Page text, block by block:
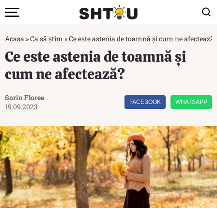
Acasa »Ca să știm »Ce este astenia de toamnă și cum ne afectează?
Ce este astenia de toamnă și
cum ne afectează?
Sorin Florea
19.09.2023
FACEBOOK WHATSAPP